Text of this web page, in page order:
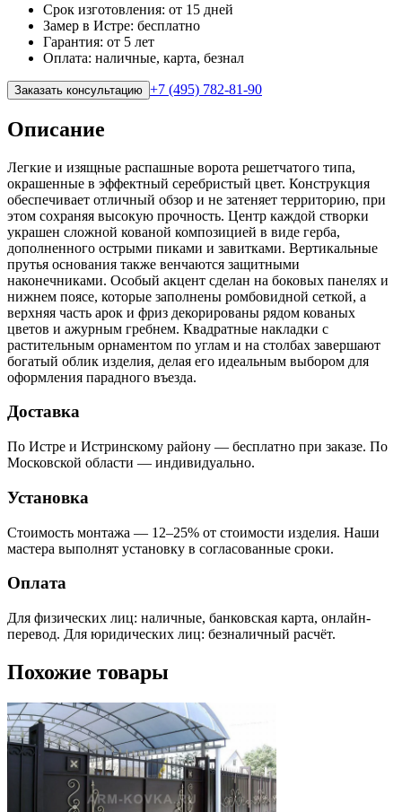
Срок изготовления: от 15 дней
Замер в Истре: бесплатно
Гарантия: от 5 лет
Оплата: наличные, карта, безнал
Заказать консультацию +7 (495) 782-81-90
Описание
Легкие и изящные распашные ворота решетчатого типа,
окрашенные в эффектный серебристый цвет. Конструкция
обеспечивает отличный обзор и не затеняет территорию, при
этом сохраняя высокую прочность. Центр каждой створки
украшен сложной кованой композицией в виде герба,
дополненного острыми пиками и завитками. Вертикальные
прутья основания также венчаются защитными
наконечниками. Особый акцент сделан на боковых панелях и
нижнем поясе, которые заполнены ромбовидной сеткой, а
верхняя часть арок и фриз декорированы рядом кованых
цветов и ажурным гребнем. Квадратные накладки с
растительным орнаментом по углам и на столбах завершают
богатый облик изделия, делая его идеальным выбором для
оформления парадного въезда.
Доставка
По Истре и Истринскому району — бесплатно при заказе. По
Московской области — индивидуально.
Установка
Стоимость монтажа — 12–25% от стоимости изделия. Наши
мастера выполнят установку в согласованные сроки.
Оплата
Для физических лиц: наличные, банковская карта, онлайн-
перевод. Для юридических лиц: безналичный расчёт.
Похожие товары